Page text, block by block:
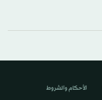
الأحكام والشروط